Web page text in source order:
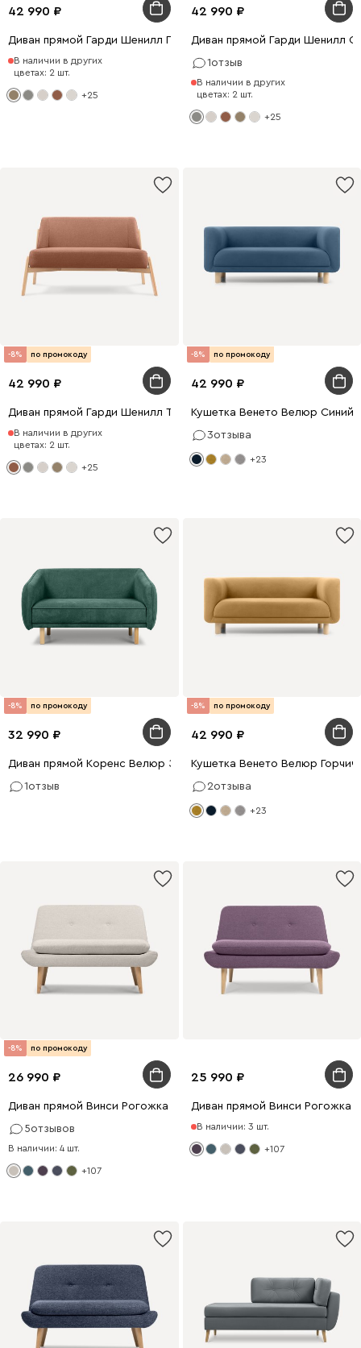
42 990
Диван прямой Гарди Шенилл Песочный
В наличии в других
цветах: 2 шт.
+25
42 990
Диван прямой Гарди Шенилл
1отзыв
В наличии в других
цветах: 2 шт.
+25
-8% по промокоду
42 990
Диван прямой Гарди Шенилл Терракотвый
В наличии в других
цветах: 2 шт.
+25
-8% по промокоду
42 990
Кушетка Венето Велюр Синий
3отзыва
+23
-8% по промокоду
32 990
Диван прямой Коренс Велюр Зелёный
1отзыв
-8% по промокоду
42 990
Кушетка Венето Велюр
2отзыва
+23
-8% по промокоду
26 990
Диван прямой Винси Рогожка Молочный
5отзывов
В наличии: 4 шт.
+107
25 990
Диван прямой Винси Рогожка
В наличии: 3 шт.
+107